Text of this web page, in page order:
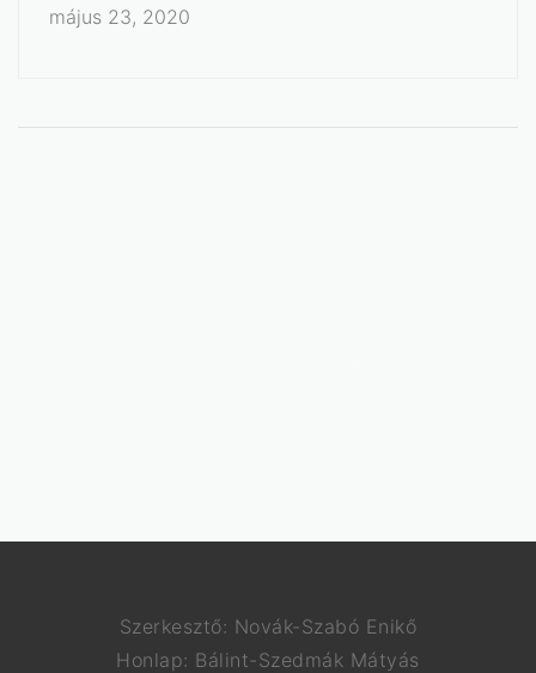
május 23, 2020
Szerkesztő: Novák-Szabó Enikő
Honlap: Bálint-Szedmák Mátyás